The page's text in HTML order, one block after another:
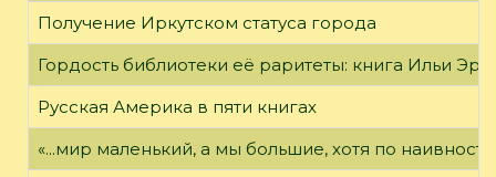
Получение Иркутском статуса города
Гордость библиотеки её раритеты: книга Ильи
Русская Америка в пяти книгах
«...мир маленький, а мы большие, хотя по